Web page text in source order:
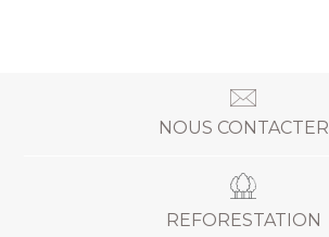
NOUS CONTACTER
REFORESTATION